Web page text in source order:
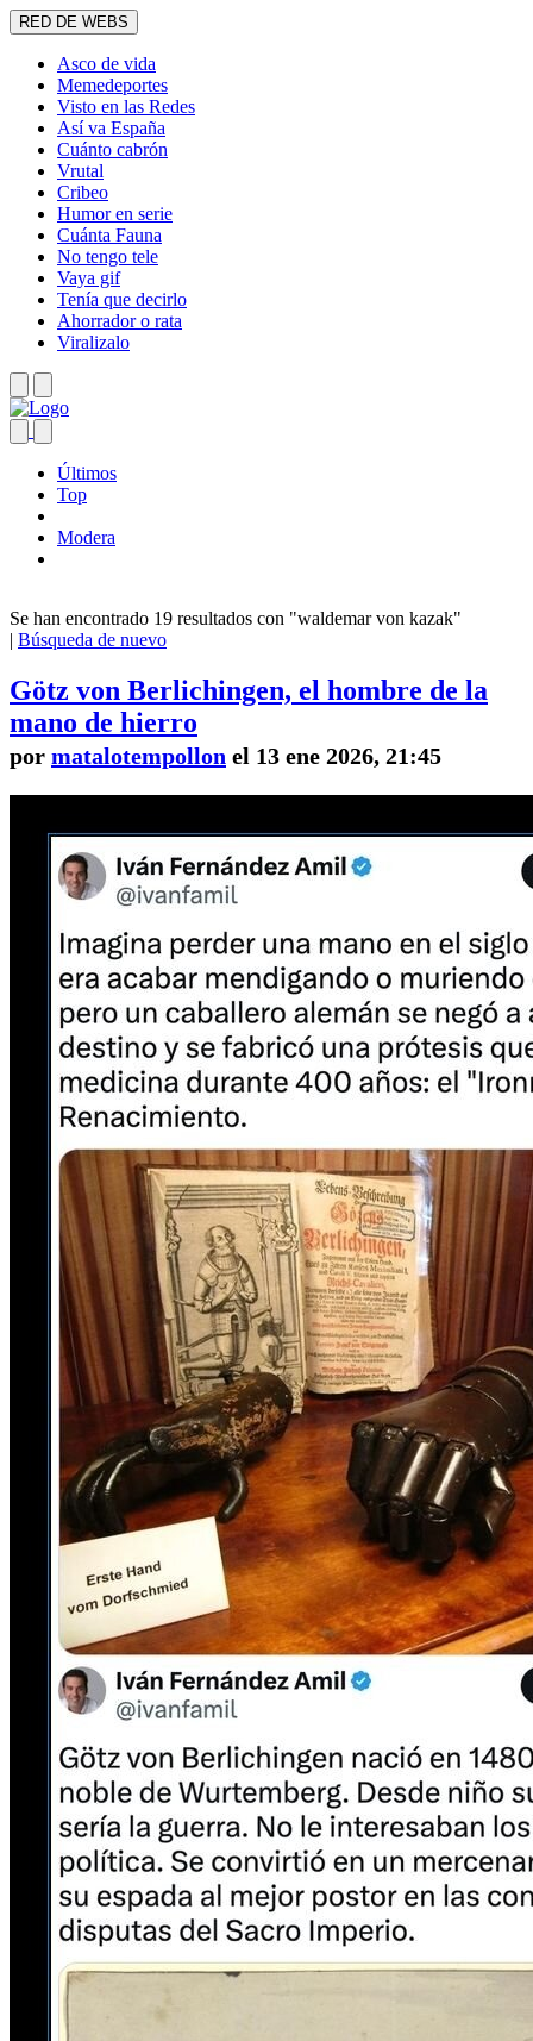
RED DE WEBS
Asco de vida
Memedeportes
Visto en las Redes
Así va España
Cuánto cabrón
Vrutal
Cribeo
Humor en serie
Cuánta Fauna
No tengo tele
Vaya gif
Tenía que decirlo
Ahorrador o rata
Viralizalo
Últimos
Top
Modera
Se han encontrado 19 resultados con "waldemar von kazak"
| Búsqueda de nuevo
Götz von Berlichingen, el hombre de la
mano de hierro
por matalotempollon el 13 ene 2026, 21:45